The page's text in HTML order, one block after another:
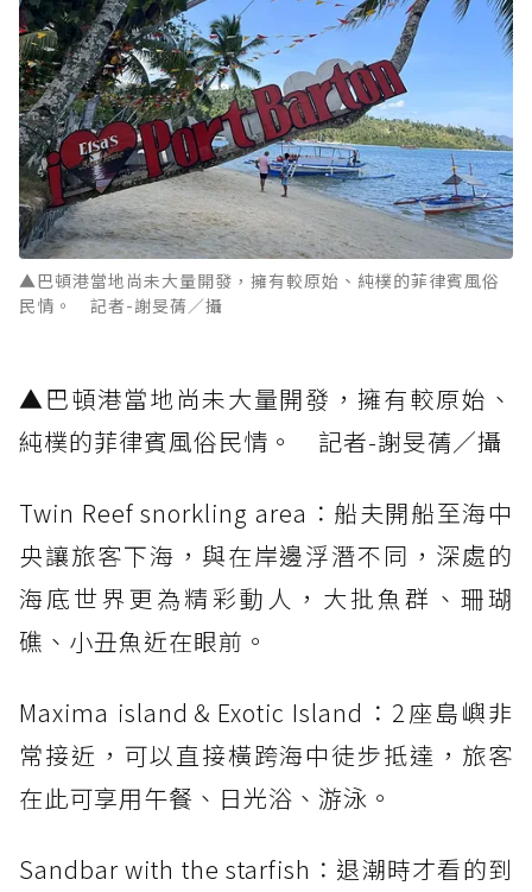
▲巴頓港當地尚未大量開發，擁有較原始、純樸的菲律賓風俗
民情。 記者-謝旻蒨／攝
▲巴頓港當地尚未大量開發，擁有較原始、
純樸的菲律賓風俗民情。 記者-謝旻蒨／攝
Twin Reef snorkling area：船夫開船至海中
央讓旅客下海，與在岸邊浮潛不同，深處的
海底世界更為精彩動人，大批魚群、珊瑚
礁、小丑魚近在眼前。
Maxima island＆Exotic Island：2座島嶼非
常接近，可以直接橫跨海中徒步抵達，旅客
在此可享用午餐、日光浴、游泳。
Sandbar with the starfish：退潮時才看的到